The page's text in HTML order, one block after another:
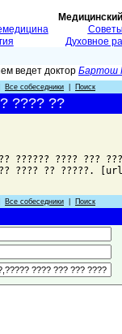
Духовное
ведет доктор Бартош
Все собеседники Поиск
???? ??
?????? ???? ???
???? ?? ?????.
Все собеседники Поиск